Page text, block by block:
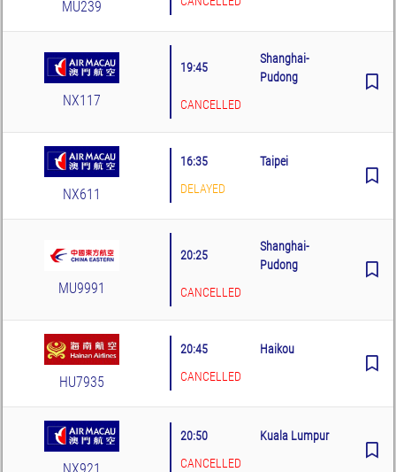
MU239
NX117
19:45
Shanghai-
Pudong
CANCELLED
NX611
16:35
Taipei
DELAYED
MU9991
20:25
Shanghai-
Pudong
CANCELLED
HU7935
20:45
Haikou
CANCELLED
20:50
Kuala Lumpur
CANCELLED